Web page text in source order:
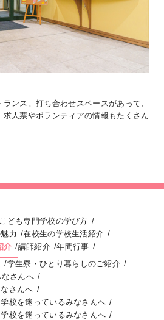
ンス。打ち合わせスペースがあって、
人票やボランティアの情報もたくさん
こども専門学校の学び方
力
在校生の学校生活紹介
介 講師紹介
年間行事
学生寮・ひとり暮らしのご紹介
さんへ
さんへ
校を迷っているみなさんへ
校を迷っているみなさんへ